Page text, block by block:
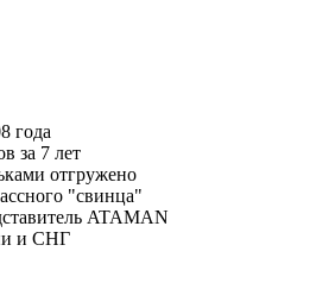
года
за 7 лет
отгружено
"свинца"
ATAMAN
и СНГ